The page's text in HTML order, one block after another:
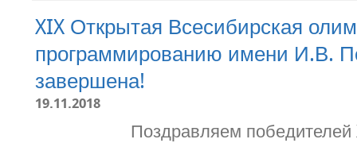
XIX Открытая Всесибирская
программированию имени И.В.
завершена!
19.11.2018
Поздравляем победителей